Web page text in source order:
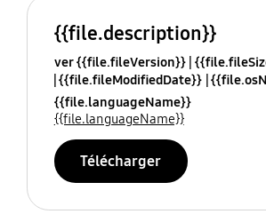
{{file.description}}
ver {{file.fileVersion}}
{{file.fileModifiedDate}}
{{file.languageName}}
{{file.languageName}}
Télécharger